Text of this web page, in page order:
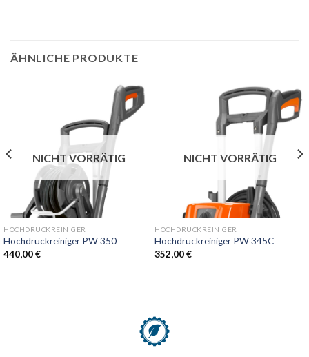
ÄHNLICHE PRODUKTE
NICHT VORRÄTIG
HOCHDRUCKREINIGER
Hochdruckreiniger PW 350
440,00€
NICHT VORRÄTIG
HOCHDRUCKREINIGER
Hochdruckreiniger PW 345C
352,00€